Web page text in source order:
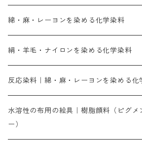
綿・麻・レーヨンを染める化学染料
直接染料－染色手順が簡単
人気のおすすめ直接染料
染色に必要な薬品類
絹・羊毛・ナイロンを染める化学染料
お買い得品
染料一覧
人気のおすすめ染料
染色に必要な薬品類
反応染料｜綿・麻・レーヨンを染める化
お勧めの3原色（赤・青・黄色）
お勧め｜スミフィックス～
3原色以外の色目
水溶性の布用の絵具｜樹脂顔料（ピグメ
ー）